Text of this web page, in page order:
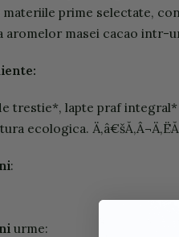
materiile prime selectate,
aromelor masei cacao intr-
trestie*, lapte praf
ecologica.
:
urme: